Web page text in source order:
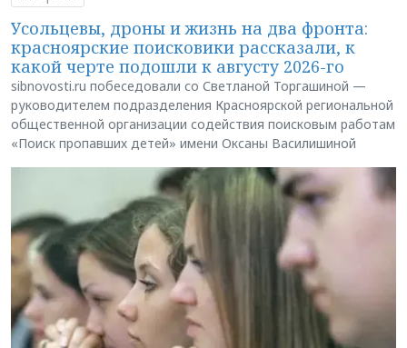
Усольцевы, дроны и жизнь на два фронта:
красноярские поисковики рассказали, к
какой черте подошли к августу 2026-го
sibnovosti.ru побеседовали со Светланой Торгашиной —
руководителем подразделения Красноярской региональной
общественной организации содействия поисковым работам
«Поиск пропавших детей» имени Оксаны Василишиной